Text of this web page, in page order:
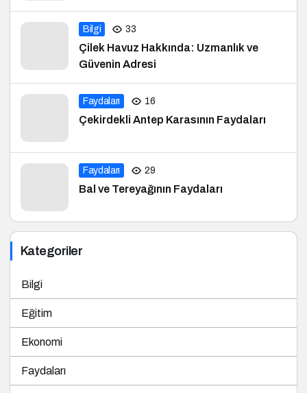
Bilgi 33
Çilek Havuz Hakkında: Uzmanlık ve
Güvenin Adresi
Faydaları 16
Çekirdekli Antep Karasının Faydaları
Faydaları 29
Bal ve Tereyağının Faydaları
Kategoriler
Bilgi
Eğitim
Ekonomi
Faydaları